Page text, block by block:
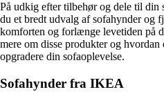
På udkig efter tilbehør og dele til
du et bredt udvalg af sofahynder og
komforten og forlænge levetiden på
mere om disse produkter og
opgradere din sofaoplevelse.
Sofahynder fra IKEA